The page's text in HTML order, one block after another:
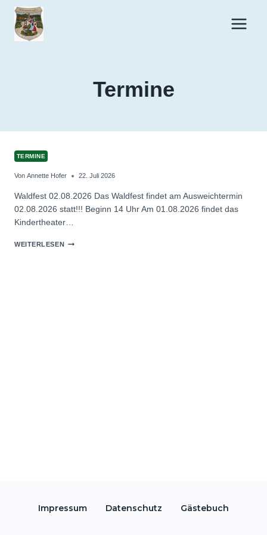
Zum
Inhalt
springen
Termine
TERMINE
Von Annette Hofer 22. Juli 2026
Waldfest 02.08.2026 Das Waldfest findet am Ausweichtermin
02.08.2026 statt!!! Beginn 14 Uhr Am 01.08.2026 findet das
Kindertheater…
WEITERLESEN
Impressum Datenschutz Gästebuch